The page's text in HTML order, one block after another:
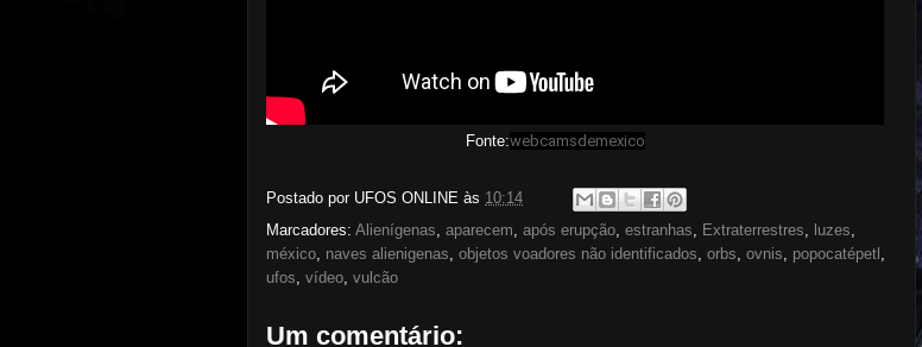
Fonte:webcamsdemexico
Postado por UFOS ONLINE às 10:14
Marcadores: Alienígenas, aparecem, após erupção, estranhas, Extraterrestres, luzes,
méxico, naves alienigenas, objetos voadores não identificados, orbs, ovnis, popocatépetl ,
ufos, vídeo, vulcão
Um comentário: